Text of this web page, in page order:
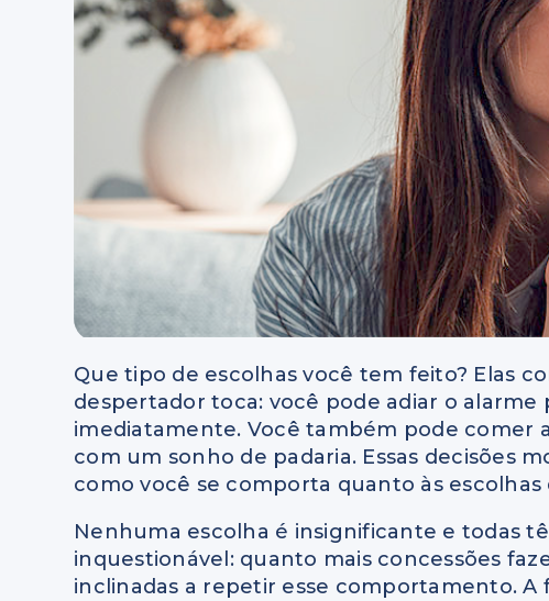
Que tipo de escolhas você tem feito? Elas
despertador toca: você pode adiar o
imediatamente. Você também pode comer
com um sonho de padaria. Essas decisões
como você se comporta quanto às
Nenhuma escolha é insignificante e todas
inquestionável: quanto mais concessões
inclinadas a repetir esse comportamento. A